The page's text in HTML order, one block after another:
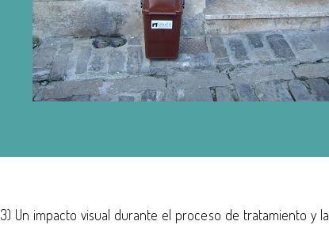
3) Un impacto visual durante el proceso de tratamiento y la